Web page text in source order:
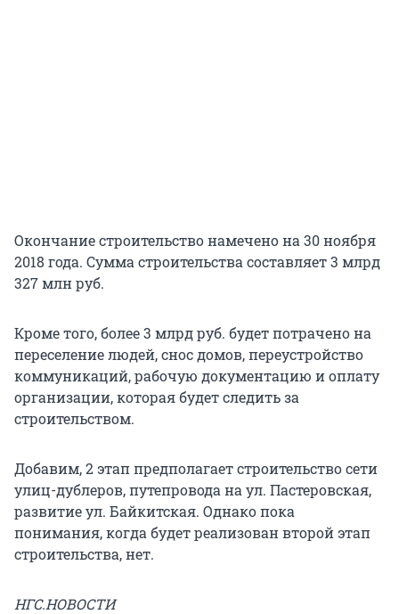
Окончание строительство намечено на 30 ноября
2018 года. Сумма строительства составляет 3 млрд
327 млн руб.
Кроме того, более 3 млрд руб. будет потрачено на
переселение людей, снос домов, переустройство
коммуникаций, рабочую документацию и оплату
организации, которая будет следить за
строительством.
Добавим, 2 этап предполагает строительство сети
улиц-дублеров, путепровода на ул. Пастеровская,
развитие ул. Байкитская. Однако пока
понимания, когда будет реализован второй этап
строительства, нет.
НГС.НОВОСТИ